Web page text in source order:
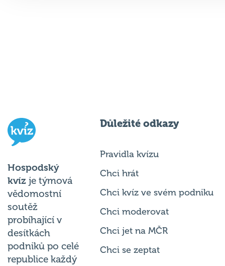
Hospodský
kvíz je týmová
vědomostní
soutěž
probíhající v
desítkách
podniků po celé
republice každý
Důležité odkazy
Pravidla kvízu
Chci hrát
Chci kvíz ve svém podniku
Chci moderovat
Chci jet na MČR
Chci se zeptat